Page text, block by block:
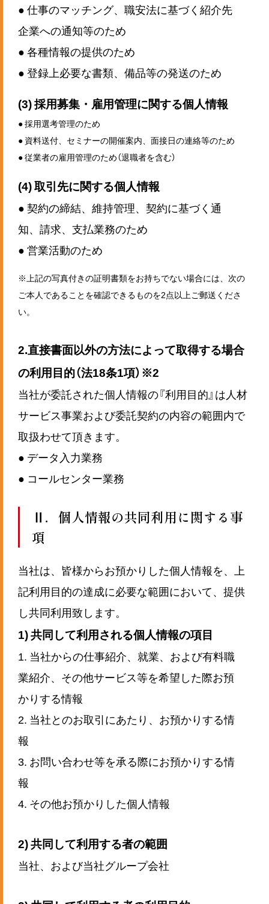
● 仕事のマッチング、職安法に基づく紹介先
企業への通知等のため
● 各種情報の提供のため
● 登録上必要な書類、備品等の発送のため
(3) 採用募集・雇用管理に関する個人情報
● 採用選考管理のため
● 資料送付、セミナーの開催案内、面接日の連絡等のため
● 従業者の雇用管理のため（退職者を含む）
(4) 取引先に関する個人情報
● 契約の締結、維持管理、契約に基づく通
知、請求、支払業務のため
● 営業活動のため
※上記の写真付きの証明書類をお持ちでない場合には、次の
ご本人であることを確認できるものを2点以上ご郵送くださ
い。
2.直接書面以外の方法によって取得する場合
の利用目的（法18条1項）※2
当社が委託された個人情報の『利用目的』は人材
サービス事業および委託契約の内容の範囲内で
取扱わせて頂きます。
● データ入力業務
● コールセンター業務
Ⅱ．個人情報の共同利用に関する事
項
当社は、皆様からお預かりした個人情報を、上
記利用目的の達成に必要な範囲において、提供
し共同利用致します。
1) 共同して利用される個人情報の項目
1. 当社からの仕事紹介、就業、および有料職
業紹介、その他サービス等を希望した際お預
かりする情報
2. 当社とのお取引にあたり、お預かりする情
報
3. お問い合わせ等を承る際にお預かりする情
報
4. その他お預かりした個人情報
2) 共同して利用する者の範囲
当社、および当社グループ会社